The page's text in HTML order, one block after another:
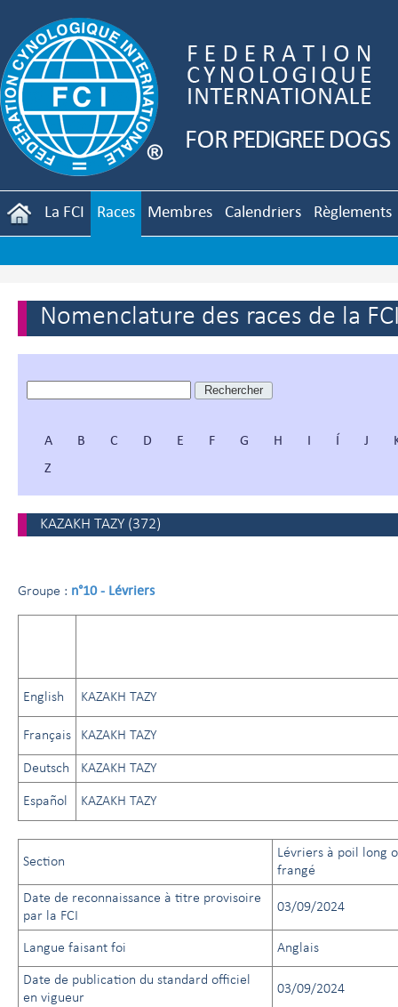
La FCI Races Membres Calendriers Règlements
Nomenclature des races de la
A B C D E F G H I Í J
Z
KAZAKH TAZY (372)
Groupe : n°10 - Lévriers
English KAZAKH TAZY
Français KAZAKH TAZY
Deutsch KAZAKH TAZY
Español KAZAKH TAZY
Section
Lévriers à poil long
frangé
Date de reconnaissance à titre provisoire
par la FCI
03/09/2024
Langue faisant foi Anglais
Date de publication du standard officiel
en vigueur
03/09/2024